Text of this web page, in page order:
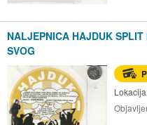
NALJEPNICA HAJDUK
SVOG